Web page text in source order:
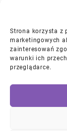
Strona korzysta z
marketingowych
zainteresowań
warunki ich
przeglądarce.
Najlepszej